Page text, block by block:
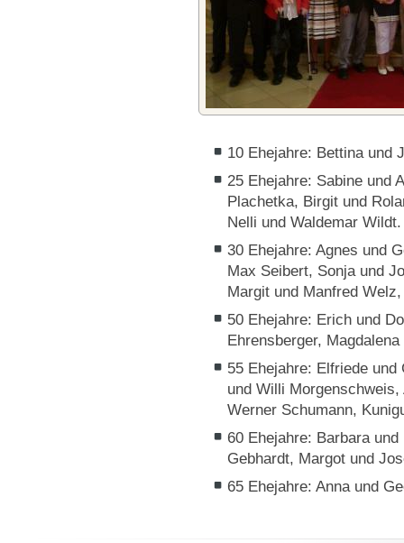
10 Ehejahre: Bettina und
25 Ehejahre: Sabine und
Plachetka, Birgit und
Nelli und Waldemar Wildt.
30 Ehejahre: Agnes und
Max Seibert, Sonja und
Margit und Manfred
50 Ehejahre: Erich und
Ehrensberger,
55 Ehejahre: Elfriede
und Willi
Werner Schumann,
60 Ehejahre: Barbara
Gebhardt, Margot und
65 Ehejahre: Anna und